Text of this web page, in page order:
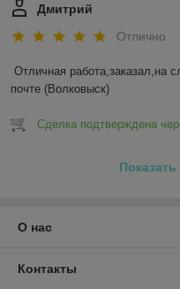
Дмитрий
Отлично
Отличная работа,заказал,на
почте (Волковыск)
Сделка подтверждена
О нас
Контакты